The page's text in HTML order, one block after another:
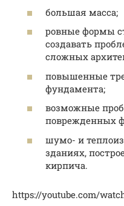
большая масса;
ровные формы
создавать
сложных
повышенные
фундамента;
возможные
поврежденных
шумо- и
зданиях,
кирпича.
https://youtube.com/